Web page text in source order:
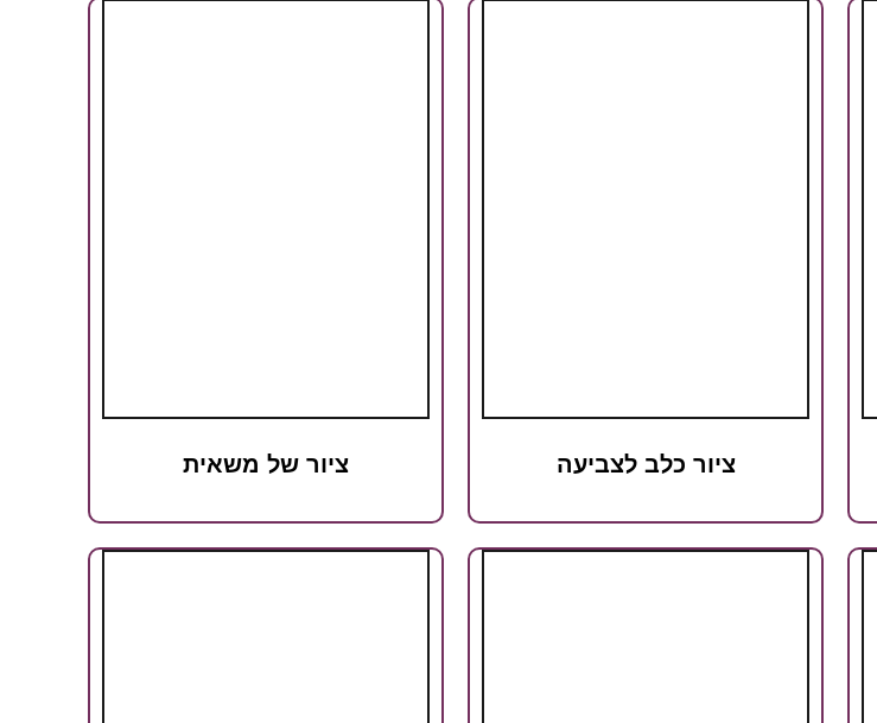
ציור כלב לצביעה ציור של משאית